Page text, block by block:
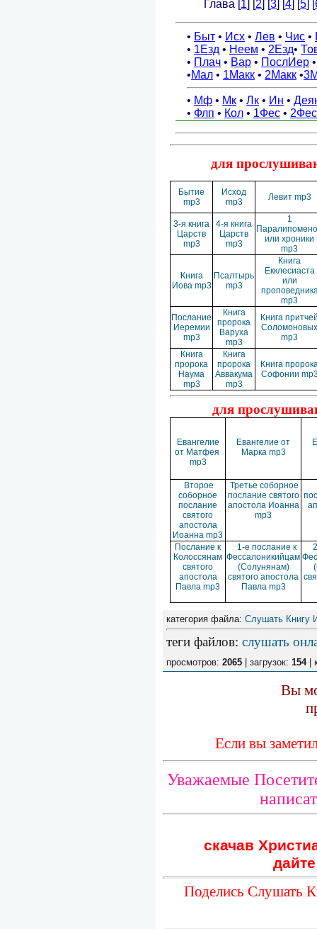
для
Бытие
mp3
Исход
mp3
Левит mp3
3-я книга
Царств
mp3
4-я книга
Царств
mp3
1
или хроники
mp3
Книга
Иова mp3
Псалтырь
mp3
Книга
Екклесиаста
или
mp3
Послание
Иеремии
mp3
Книга
пророка
Варуха
mp3
Книга
Соломоновых
mp3
Книга
пророка
Наума
mp3
Книга
пророка
Аввакума
mp3
Книга
Софонии
для
Евангелие
от Матфея
mp3
Евангелие от
Марка mp3
Второе
соборное
послание
святого
апостола
Иоанна mp3
Третье соборное
послание святого
апостола Иоанна
mp3
Послание к
Колоссянам
святого
апостола
Павла mp3
1-е послание к
Фессалоникийцам
(Солунянам)
святого апостола
Павла mp3
категория файла: Слушать Книгу
теги файлов: слушать
просмотров: 2065 | загрузок: 154|
Вы
Если вы
Уважаемые
скачав
Поделись Слушать